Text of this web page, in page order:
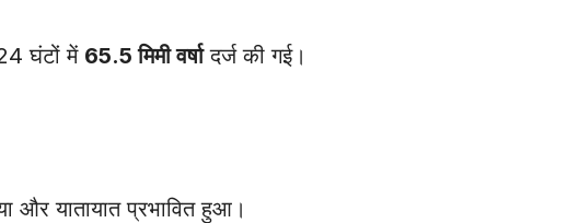
घंटों में 65.5 मिमी वर्षादर्ज की गई।
और यातायात प्रभावित हुआ।